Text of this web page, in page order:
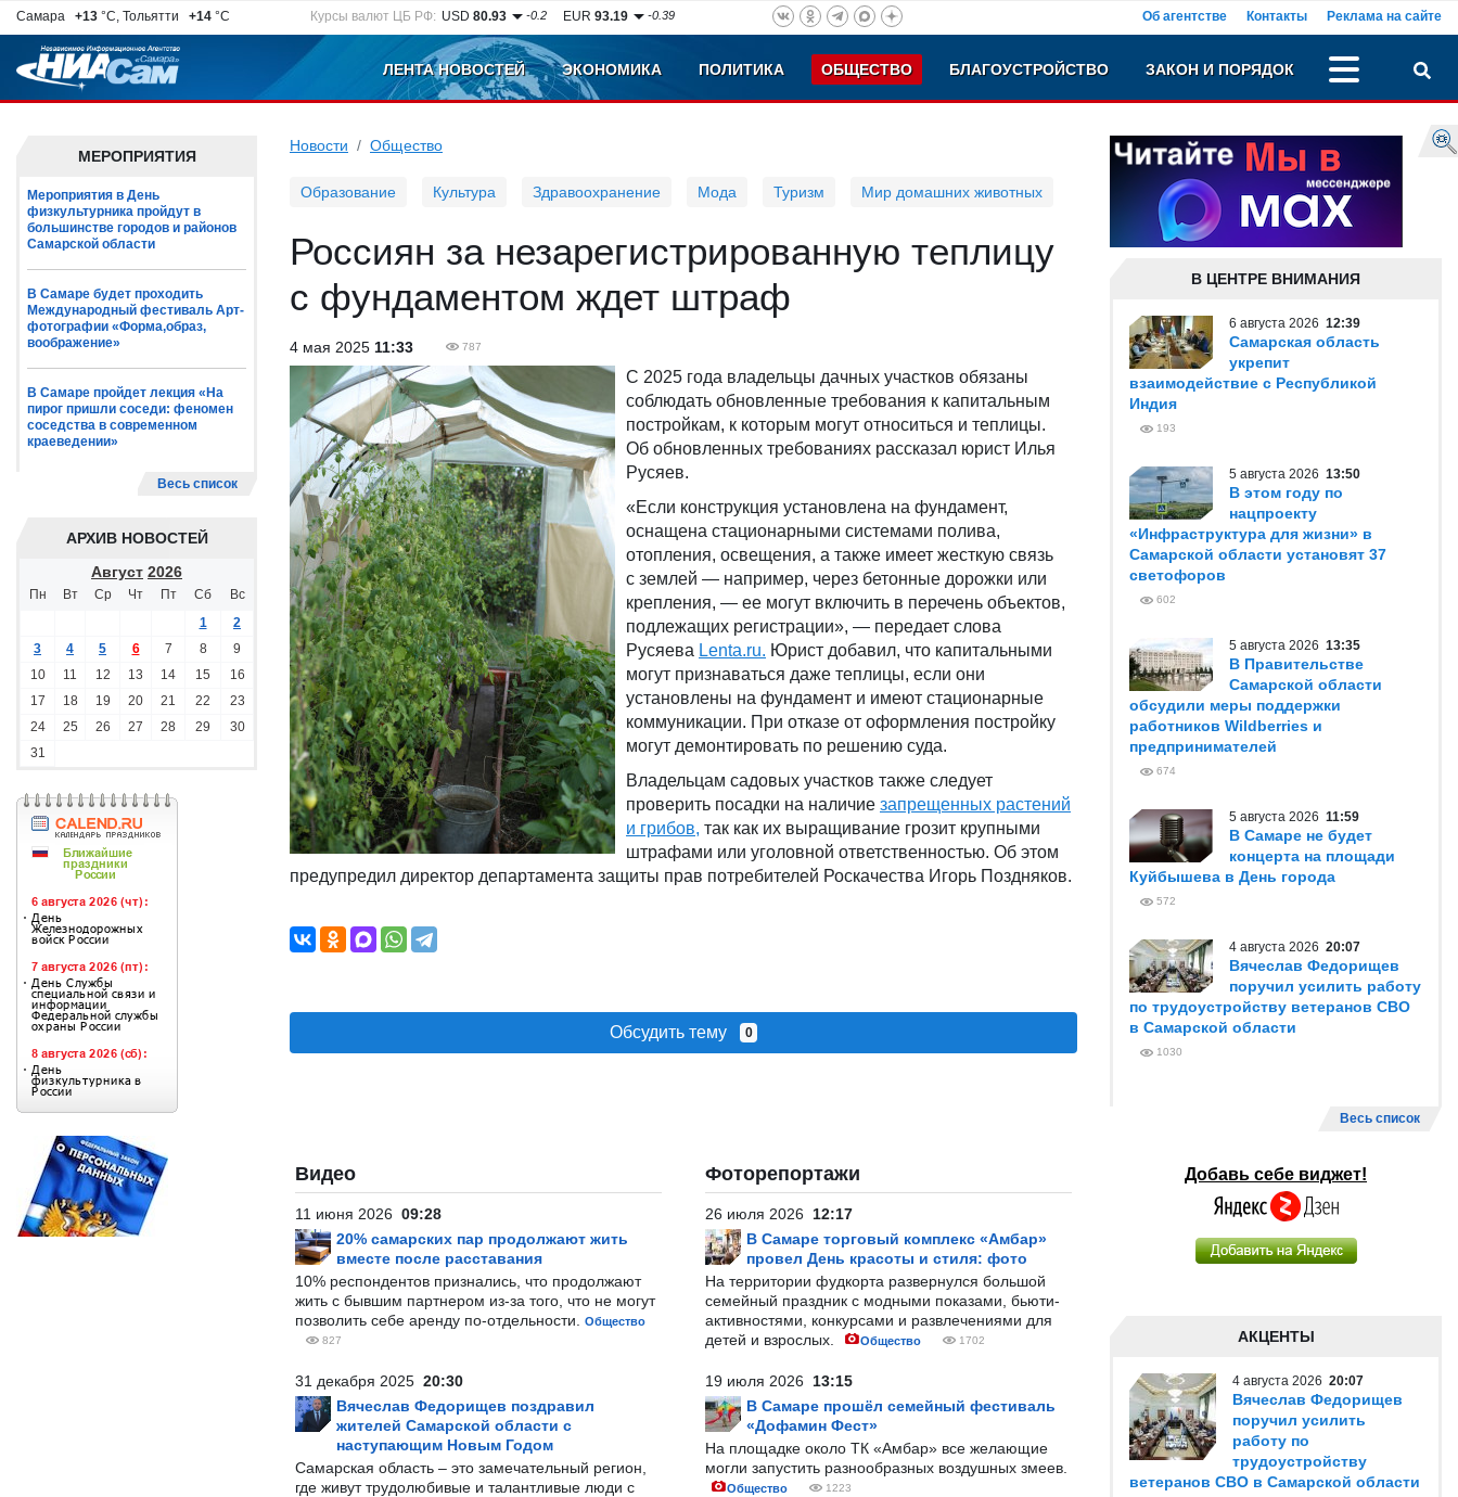
Самара +13 °C, Тольятти +14 °C Курсы валют ЦБ РФ: USD80.93 -0.2 EUR93.19 -0.39 Об агентстве Контакты Реклама на сайте
ЛЕНТА НОВОСТЕЙ ЭКОНОМИКА ПОЛИТИКА ОБЩЕСТВО БЛАГОУСТРОЙСТВО ЗАКОН И ПОРЯДОК
МЕРОПРИЯТИЯ
Мероприятия в День
физкультурника пройдут в
большинстве городов и районов
Самарской области
В Самаре будет проходить
Международный фестиваль Арт-
фотографии «Форма,образ,
воображение»
В Самаре пройдет лекция «На
пирог пришли соседи: феномен
соседства в современном
краеведении»
Весь список
АРХИВ НОВОСТЕЙ
Август 2026
Пн Вт Ср Чт Пт Сб
Вс
1
2
3
4 5 6 7 8
9
10
11 12 13 14 15
16
17
18 19 20 21 22
23
24
25 26 27 28 29
30
31
Новости Общество
Образование Культура Здравоохранение Мода Туризм Мир домашних животных
Россиян за незарегистрированную теплицу
с фундаментом ждет штраф
4 мая 2025 11:33 787
С 2025 года владельцы дачных участков обязаны
соблюдать обновленные требования к капитальным
постройкам, к которым могут относиться и теплицы.
Об обновленных требованиях рассказал юрист Илья
Русяев.
«Если конструкция установлена на фундамент,
оснащена стационарными системами полива,
отопления, освещения, а также имеет жесткую связь
с землей — например, через бетонные дорожки или
крепления, — ее могут включить в перечень объектов,
подлежащих регистрации», — передает слова
Русяева Lenta.ru. Юрист добавил, что капитальными
могут признаваться даже теплицы, если они
установлены на фундамент и имеют стационарные
коммуникации. При отказе от оформления постройку
могут демонтировать по решению суда.
Владельцам садовых участков также следует
проверить посадки на наличие запрещенных растений
и грибов, так как их выращивание грозит крупными
штрафами или уголовной ответственностью. Об этом
предупредил директор департамента защиты прав потребителей Роскачества Игорь Поздняков.
Обсудить тему 0
Видео
11 июня 2026 09:28
20% самарских пар продолжают жить
вместе после расставания
10% респондентов признались, что продолжают
жить с бывшим партнером из-за того, что не могут
позволить себе аренду по-отдельности.
Общество
827
31 декабря 2025 20:30
Вячеслав Федорищев поздравил
жителей Самарской области с
наступающим Новым Годом
Самарская область – это замечательный регион,
где живут трудолюбивые и талантливые люди с
Фоторепортажи
26 июля 2026 12:17
В Самаре торговый комплекс «Амбар»
провел День красоты и стиля: фото
На территории фудкорта развернулся большой
семейный праздник с модными показами, бьюти-
активностями, конкурсами и развлечениями для
детей и взрослых.
Общество 1702
19 июля 2026 13:15
В Самаре прошёл семейный фестиваль
«Дофамин Фест»
На площадке около ТК «Амбар» все желающие
могли запустить разнообразных воздушных змеев.
Общество 1223
В ЦЕНТРЕ ВНИМАНИЯ
6 августа 2026 12:39
Самарская область
укрепит
взаимодействие с Республикой
Индия
193
5 августа 2026 13:50
В этом году по
нацпроекту
«Инфраструктура для жизни» в
Самарской области установят 37
светофоров
602
5 августа 2026 13:35
В Правительстве
Самарской области
обсудили меры поддержки
работников Wildberries и
предпринимателей
674
5 августа 2026 11:59
В Самаре не будет
концерта на площади
Куйбышева в День города
572
4 августа 2026 20:07
Вячеслав Федорищев
поручил усилить работу
по трудоустройству ветеранов СВО
в Самарской области
1030
Весь список
Добавь себе виджет!
АКЦЕНТЫ
4 августа 2026 20:07
Вячеслав Федорищев
поручил усилить
работу по
трудоустройству
ветеранов СВО в Самарской области